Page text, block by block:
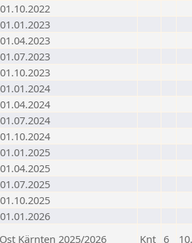
Kärnten 2025/2026 Knt 6